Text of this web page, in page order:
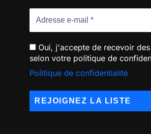
Oui, j'accepte de recevoir
selon votre politique de
Politique de confidentialité